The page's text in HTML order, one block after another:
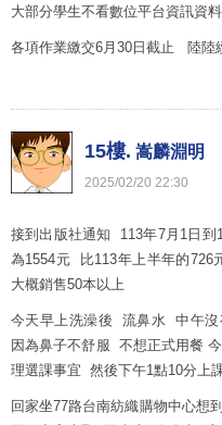
大部分學生不看數位平台資訊資料
各項作業繳交6月30日截止 陸陸
15樓. 嵩麟淵明
2025/02/20 22:30
接到出版社通知 113年7月1日
為1554元 比113年上半年的
大概銷售50本以上
今天早上洗澡後 流鼻水 中午
因為鼻子不舒服 不想正式用餐
理選課事宜 然後下午1點10分上
回家坐77路台南紡織購物中心想